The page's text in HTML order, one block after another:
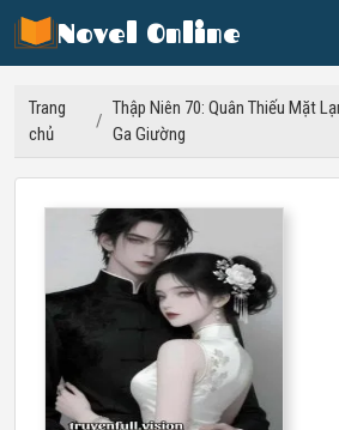
Novel Online
Trang
chủ
/
Thập Niên 70: Quân Thiếu Mặt
Ga Giường